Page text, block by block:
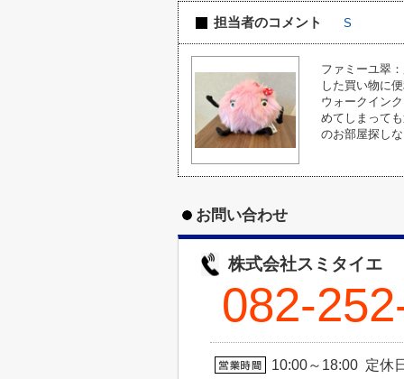
担当者のコメント S
ファミーユ翠
した買い物に
ウォークイン
めてしまって
のお部屋探し
お問い合わせ
株式会社スミタイエ
082-
10:00～18:00 定休